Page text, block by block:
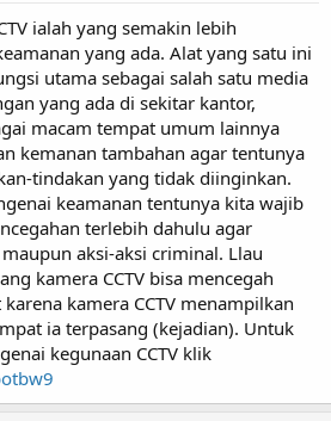
ialah yang semakin lebih
yang ada. Alat yang satu ini
utama sebagai salah satu media
yang ada di sekitar kantor,
macam tempat umum lainnya
kemanan tambahan agar tentunya
tindakan yang tidak diinginkan.
keamanan tentunya kita wajib
terlebih dahulu agar
aksi-aksi criminal. Llau
kamera CCTV bisa mencegah
kamera CCTV menampilkan
ia terpasang (kejadian). Untuk
kegunaan CCTV klik